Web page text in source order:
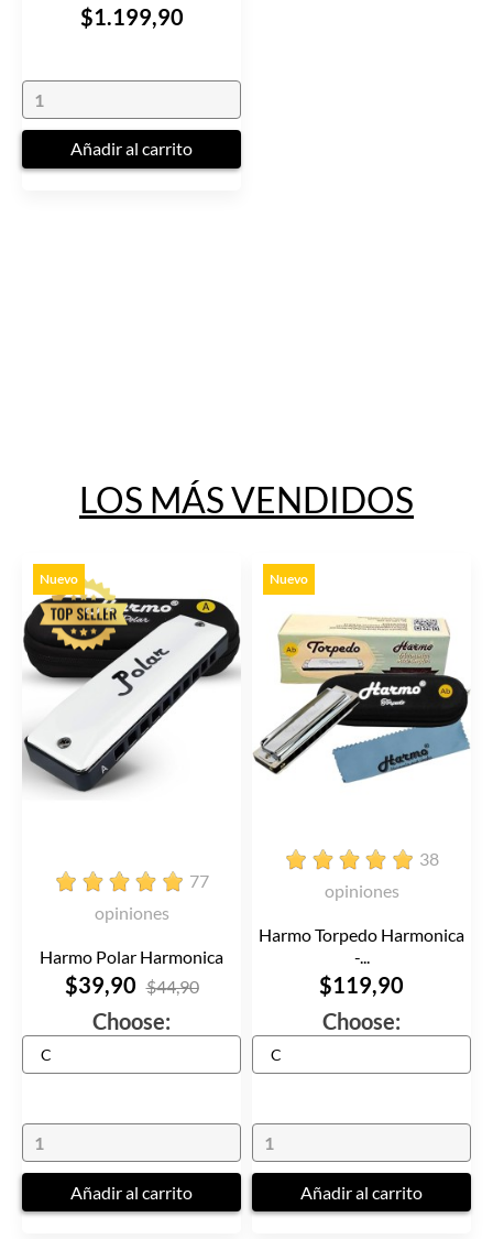
$1.199,90
Añadir al carrito
LOS MÁS VENDIDOS
Nuevo
77
opiniones
Harmo Polar Harmonica
$39,90 $44,90
Choose:
Añadir al carrito
Nuevo
38
opiniones
Harmo Torpedo Harmonica
-...
$119,90
Choose:
Añadir al carrito